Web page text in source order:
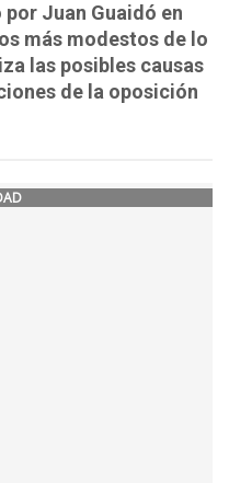
Juan Guaidó en
más modestos de lo
las posibles causas
de la oposición